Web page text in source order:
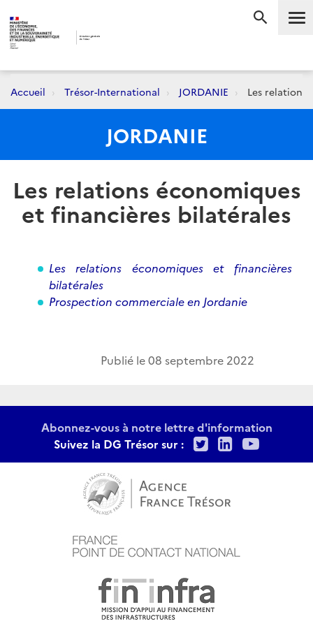
Accueil Trésor-International JORDANIE Les relations
JORDANIE
Les relations économiques
et financières bilatérales
Les relations économiques et financières
bilatérales
Prospection commerciale en Jordanie
Publié le08 septembre 2022
Abonnez-vous à notre lettre d'information
Suivez la DG Trésor sur :
TwitterLinkedIn